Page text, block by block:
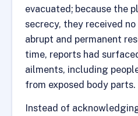
evacuated; because the
secrecy, they received
abrupt and permanent
time, reports had
ailments, including
from exposed body parts.
Instead of